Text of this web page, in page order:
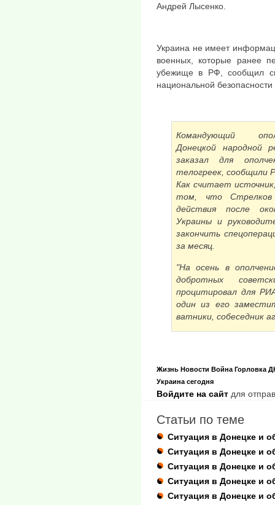
Андрей Лысенко.
Украина не имеет
военных, которые ранее
убежище в РФ, сообщил
национальной
Командующий
Донецкой народной
заказал для
телогреек, сообщили
Как считает
том, что Стрелков
действия после
Украины и
закончить
за месяц.
"На осень в
добротных
процитировал для
один из его
ватники, собеседник
Жизнь Новости Война Горловка
Украина сегодня
Войдите на сайт для
Статьи по теме
Ситуация в Донецке и
Ситуация в Донецке и
Ситуация в Донецке и
Ситуация в Донецке и
Ситуация в Донецке и